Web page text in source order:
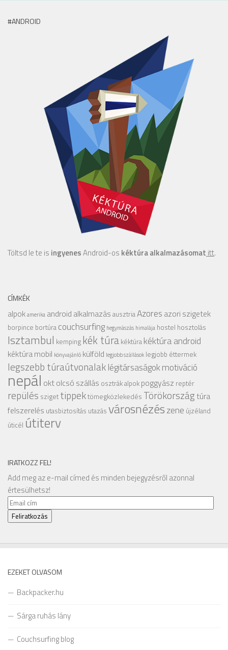
#ANDROID
Töltsd le te is ingyenesAndroid-os kéktúra alkalmazásomat itt.
CÍMKÉK
alpokamerika android alkalmazás ausztriaAzores azori szigetek
borpince bortúra couchsurfing hegymászás himalája hostel hosztolás
Isztambul kemping kék túra kéktúra kéktúra android
kéktúra mobil könyvajánló külföld legjobb szállások legjobb éttermek
legszebb túraútvonalaklégitársaságokmotiváció
nepál oktolcsó szállás osztrák alpok poggyász reptér
repülés sziget tippektömegközlekedés Törökország túra
felszerelés utasbiztosítás utazás városnézészene újzéland
úticél útiterv
IRATKOZZ FEL!
Add meg az e-mail címed és minden bejegyzésről azonnal
értesülhetsz!
Email
cím
Feliratkozás
EZEKET OLVASOM
Backpacker.hu
Sárga ruhás lány
Couchsurfing blog